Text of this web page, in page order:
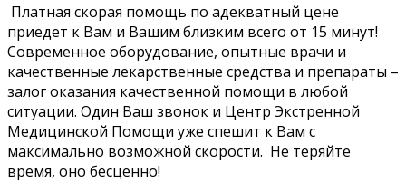
Платная скорая помощь по адекватный цене
приедет к Вам и Вашим близким всего от 15 минут!
Современное оборудование, опытные врачи и
качественные лекарственные средства и препараты –
залог оказания качественной помощи в любой
ситуации. Один Ваш звонок и Центр Экстренной
Медицинской Помощи уже спешит к Вам с
максимально возможной скорости. Не теряйте
время, оно бесценно!